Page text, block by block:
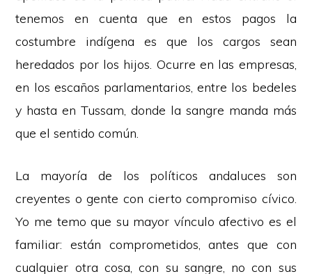
tenemos en cuenta que en estos pagos la
costumbre indígena es que los cargos sean
heredados por los hijos. Ocurre en las empresas,
en los escaños parlamentarios, entre los bedeles
y hasta en Tussam, donde la sangre manda más
que el sentido común.
La mayoría de los políticos andaluces son
creyentes o gente con cierto compromiso cívico.
Yo me temo que su mayor vínculo afectivo es el
familiar: están comprometidos, antes que con
cualquier otra cosa, con su sangre, no con sus